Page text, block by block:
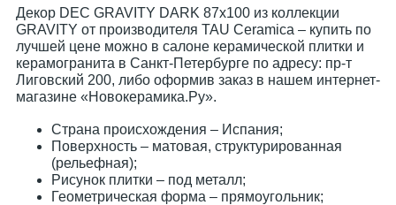
Декор DEC GRAVITY DARK 87x100 из коллекции
GRAVITY от производителя TAU Ceramica – купить по
лучшей цене можно в салоне керамической плитки и
керамогранита в Санкт-Петербурге по адресу: пр-т
Лиговский 200, либо оформив заказ в нашем интернет-
магазине «Новокерамика.Ру».
Страна происхождения – Испания;
Поверхность – матовая, структурированная
(рельефная);
Рисунок плитки – под металл;
Геометрическая форма – прямоугольник;